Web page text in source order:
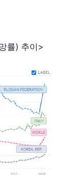
률) 추이>